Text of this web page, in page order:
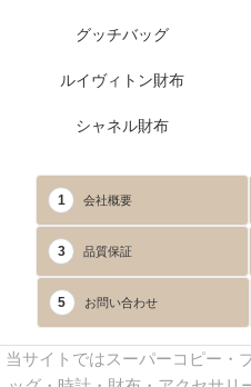
グッチバッグ
ルイヴィトン財布
シャネル財布
1 会社概要
3 品質保証
5 お問い合わせ
当サイトではスーパーコピー・